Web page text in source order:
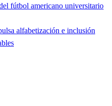
fútbol americano universitario
alfabetización e inclusión